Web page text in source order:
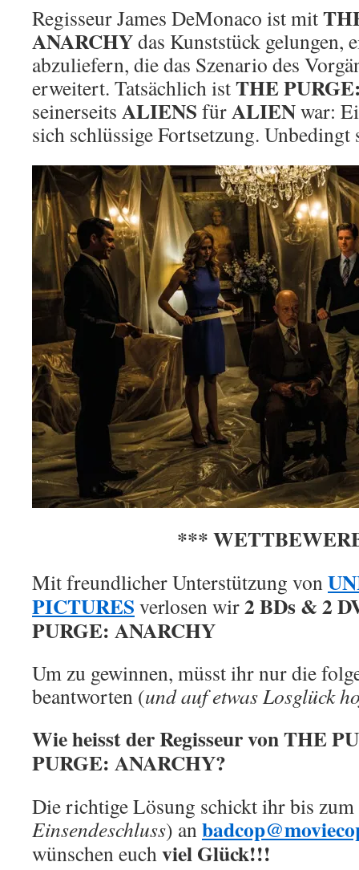
Regisseur James DeMonaco ist mit
ANARCHYdas Kunststück gelungen,
abzuliefern, die das Szenario des
erweitert. Tatsächlich istTHE
seinerseits ALIENS fürALIENwar:
sich schlüssige Fortsetzung. Unbedingt
***
Mit freundlicher Unterstützung von
PICTURES verlosen wir2 BDs & 2
PURGE: ANARCHY
Um zu gewinnen, müsst ihr nur die
beantworten (und auf etwas Losglück
Wie heisst der Regisseur von THE
PURGE: ANARCHY?
Die richtige Lösung schickt ihr bis zum
Einsendeschluss) an
wünschen euchviel Glück!!!